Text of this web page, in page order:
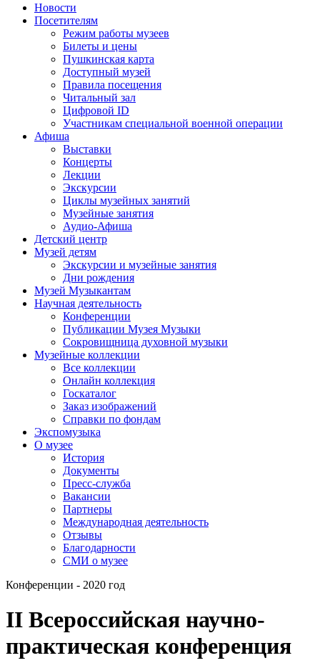
Новости
Посетителям
Режим работы музеев
Билеты и цены
Пушкинская карта
Доступный музей
Правила посещения
Читальный зал
Цифровой ID
Участникам специальной военной операции
Афиша
Выставки
Концерты
Лекции
Экскурсии
Циклы музейных занятий
Музейные занятия
Аудио-Афиша
Детский центр
Музей детям
Экскурсии и музейные занятия
Дни рождения
Музей Музыкантам
Научная деятельность
Конференции
Публикации Музея Музыки
Сокровищница духовной музыки
Музейные коллекции
Все коллекции
Онлайн коллекция
Госкаталог
Заказ изображений
Справки по фондам
Экспомузыка
О музее
История
Документы
Пресс-служба
Вакансии
Партнеры
Международная деятельность
Отзывы
Благодарности
СМИ о музее
Конференции - 2020 год
II Всероссийская научно-
практическая конференция